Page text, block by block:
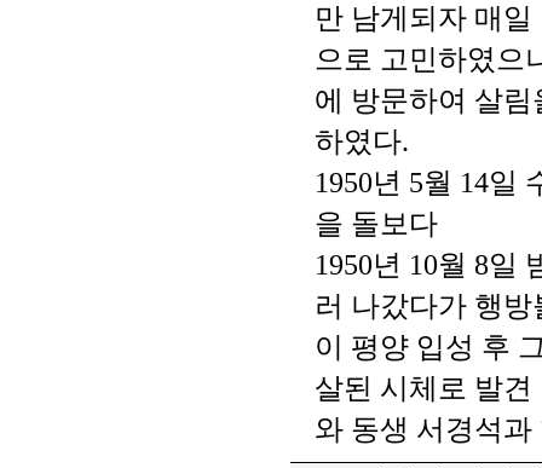
만 남게되자 매
으로 고민하였으
에 방문하여 살
하였다.
1950년 5월 14일
을 돌보다
1950년 10월 8일
러 나갔다가 행
이 평양 입성 후
살된 시체로 발
와 동생 서경석